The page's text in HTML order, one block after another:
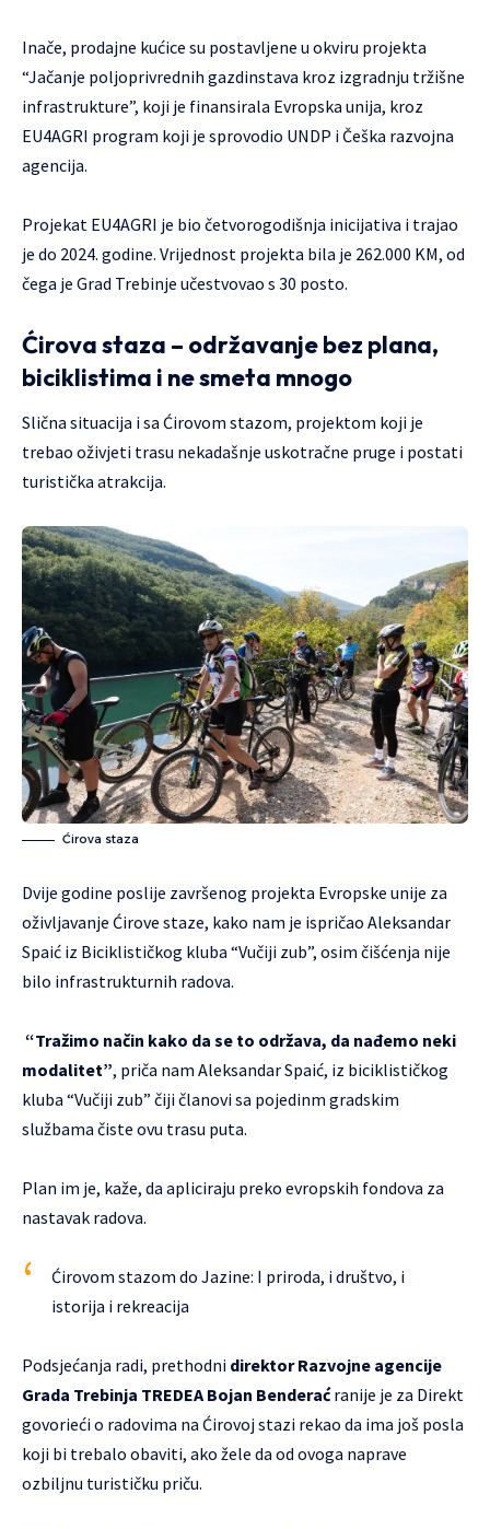
Inače, prodajne kućice su postavljene u okviru projekta
“Jačanje poljoprivrednih gazdinstava kroz izgradnju tržišne
infrastrukture”, koji je finansirala Evropska unija, kroz
EU4AGRI program koji je sprovodio UNDP i Češka razvojna
agencija.
Projekat EU4AGRI je bio četvorogodišnja inicijativa i trajao
je do 2024. godine. Vrijednost projekta bila je 262.000 KM, od
čega je Grad Trebinje učestvovao s 30 posto.
Ćirova staza – održavanje bez plana,
biciklistima i ne smeta mnogo
Slična situacija i sa Ćirovom stazom, projektom koji je
trebao oživjeti trasu nekadašnje uskotračne pruge i postati
turistička atrakcija.
Ćirova staza
Dvije godine poslije završenog projekta Evropske unije za
oživljavanje Ćirove staze, kako nam je ispričao Aleksandar
Spaić iz Biciklističkog kluba “Vučiji zub”, osim čišćenja nije
bilo infrastrukturnih radova.
“Tražimo način kako da se to održava, da nađemo neki
modalitet”, priča nam Aleksandar Spaić, iz biciklističkog
kluba “Vučiji zub” čiji članovi sa pojedinm gradskim
službama čiste ovu trasu puta.
Plan im je, kaže, da apliciraju preko evropskih fondova za
nastavak radova.
Ćirovom stazom do Jazine: I priroda, i društvo, i
istorija i rekreacija
Podsjećanja radi, prethodni direktor Razvojne agencije
Grada Trebinja TREDEA Bojan Benderaćranije je za Direkt
govorieći o radovima na Ćirovoj stazi rekao da ima još posla
koji bi trebalo obaviti, ako žele da od ovoga naprave
ozbiljnu turističku priču.